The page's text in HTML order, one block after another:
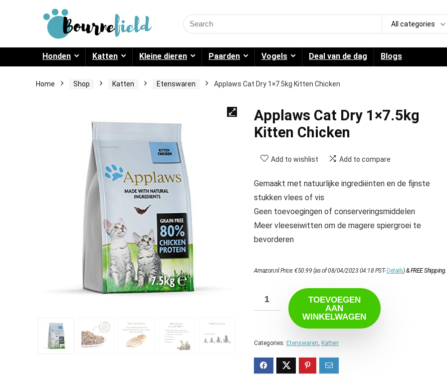
Search
for:
All categories
Honden Katten Kleine dieren Paarden Vogels Deal van de dag Blogs
Home Shop Katten Etenswaren Applaws Cat Dry 1×7.5kg Kitten Chicken
Applaws Cat Dry 1×7.5kg
Kitten Chicken
Add to wishlist Add to compare
Gemaakt met natuurlijke ingrediënten en de fijnste
stukken vlees of vis
Geen toevoegingen of conserveringsmiddelen
Meer vleeseiwitten om de magere spiergroei te
bevorderen
Amazon.nl Price:€50.99 (as of 08/04/2023 04:18 PST-Details)&FREE Shipping.
TOEVOEGEN
AAN
WINKELWAGEN
Categories: Etenswaren, Katten